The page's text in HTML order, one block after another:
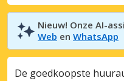
Nieuw! Onze AI-
Web en WhatsApp
De goedkoopste